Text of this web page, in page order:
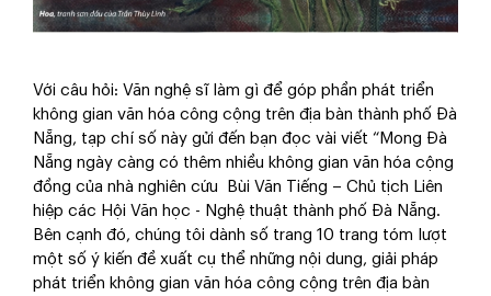
Với câu hỏi: Văn nghệ sĩ làm gì để góp phần phát triển
không gian văn hóa công cộng trên địa bàn thành phố Đà
Nẵng, tạp chí số này gửi đến bạn đọc vài viết “Mong Đà
Nẵng ngày càng có thêm nhiều không gian văn hóa cộng
đồng của nhà nghiên cứu Bùi Văn Tiếng – Chủ tịch Liên
hiệp các Hội Văn học - Nghệ thuật thành phố Đà Nẵng.
Bên cạnh đó, chúng tôi dành số trang 10 trang tóm lượt
một số ý kiến đề xuất cụ thể những nội dung, giải pháp
phát triển không gian văn hóa công cộng trên địa bàn